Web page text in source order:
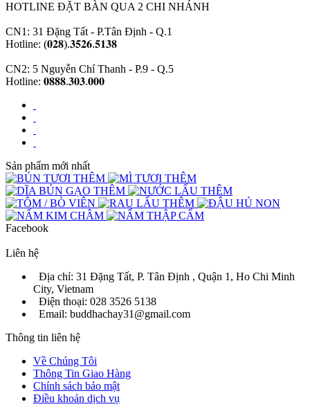
HOTLINE ĐẶT BÀN QUA 2 CHI NHÁNH
CN1: 31 Đặng Tất - P.Tân Định - Q.1
Hotline: (𝟎𝟐𝟖).𝟑𝟓𝟐𝟔.𝟓𝟏𝟑𝟖
CN2: 5 Nguyễn Chí Thanh - P.9 - Q.5
Hotline: 𝟎𝟖𝟖𝟖.𝟑𝟎𝟑.𝟎𝟎𝟎
Sản phẩm mới nhất
Facebook
Liên hệ
Địa chỉ: 31 Đặng Tất, P. Tân Định , Quận 1, Ho Chi Minh
City, Vietnam
Điện thoại: 028 3526 5138
Email: buddhachay31@gmail.com
Thông tin liên hệ
Về Chúng Tôi
Thông Tin Giao Hàng
Chính sách bảo mật
Điều khoản dịch vụ